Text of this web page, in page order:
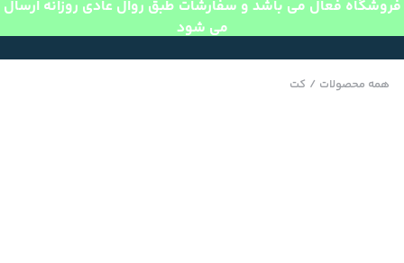
فروشگاه فعال می باشد و سفارشات طبق روال عادی روزانه ارسال
می شود
همه محصولات / کت